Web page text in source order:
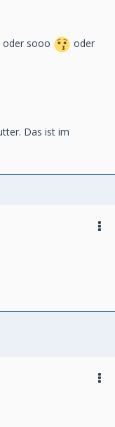
oder sooo
oder
Das ist im